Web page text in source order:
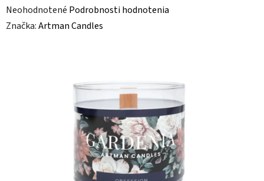
Priemerné
hodnotenie
Neohodnotené Podrobnosti hodnotenia
Značka:Artman Candles